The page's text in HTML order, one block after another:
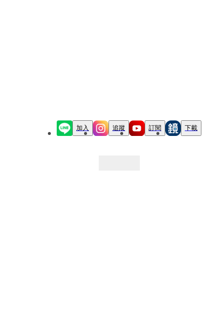
加入 追蹤 訂閱 下載